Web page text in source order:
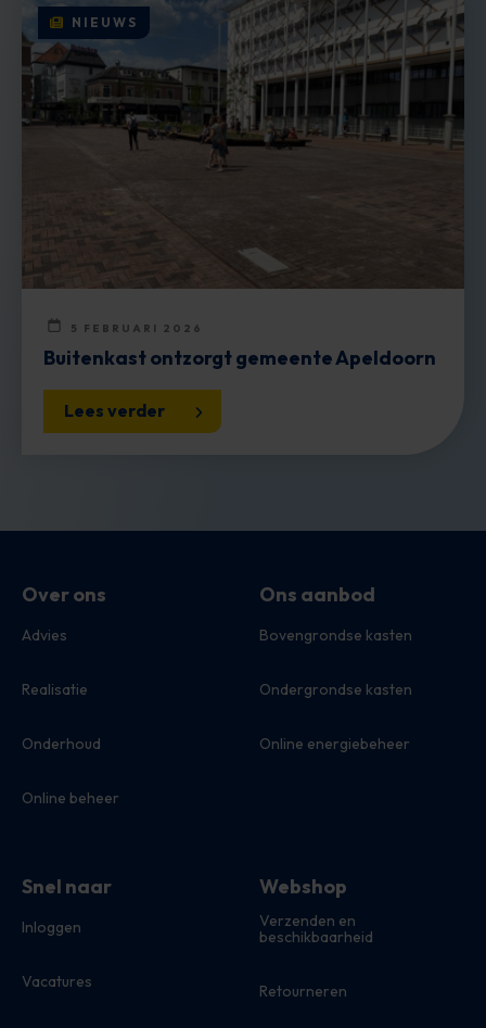
Buitenkast ontzorgt gemeente Apeldoorn
5 FEBRUARI 2026
Lees verder
NIEUWS
Over ons
Advies
Realisatie
Onderhoud
Online beheer
Ons aanbod
Bovengrondse kasten
Ondergrondse kasten
Online energiebeheer
Snel naar
Inloggen
Vacatures
Webshop
Verzenden en
beschikbaarheid
Retourneren